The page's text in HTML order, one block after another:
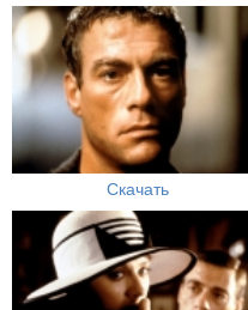
Скачать